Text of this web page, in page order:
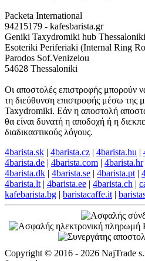
Packeta International
94215179 - kafesbarista.gr
Geniki Taxydromiki hub Thessaloniki
Esoteriki Periferiaki (Internal Ring
Parodos Sof.Venizelou
54628 Thessaloniki
Οι αποστολές επιστροφής μπορούν
τη διεύθυνση επιστροφής μέσω της
Taxydromiki. Εάν η αποστολή
θα είναι δυνατή η αποδοχή ή η
διαδικαστικούς λόγους.
4barista.sk | 4barista.cz | 4barista.hu |
4barista.de | 4barista.com | 4barista.hr
4barista.dk | 4barista.se | 4barista.pt |
4barista.lt | 4barista.ee | 4barista.ch |
kafebarista.bg | baristacaffe.it |
Copyright © 2016 - 2026 NajTrade